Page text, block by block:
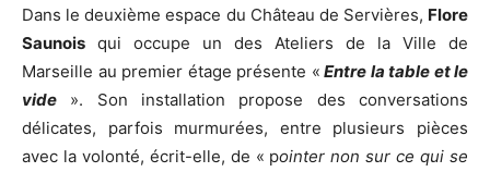
Dans le deuxième espace du Château de Servières, Flore
Saunois qui occupe un des Ateliers de la Ville de
Marseille au premier étage présente « Entre la table et le
vide ». Son installation propose des conversations
délicates, parfois murmurées, entre plusieurs pièces
avec la volonté, écrit-elle, de « pointer non sur ce qui se